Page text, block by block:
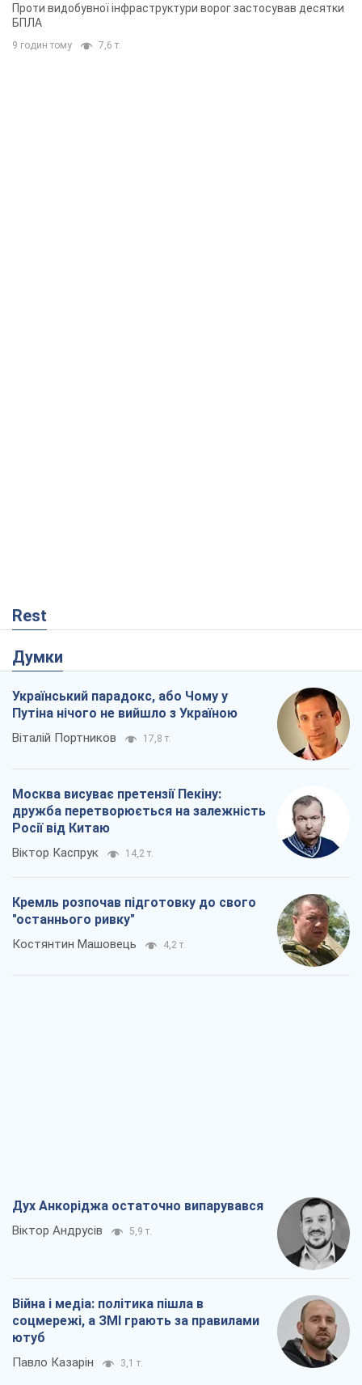
Проти видобувної інфраструктури ворог застосував десятки
БПЛА
9 годин тому 7,6 т.
Rest
Думки
Український парадокс, або Чому у
Путіна нічого не вийшло з Україною
Віталій Портников 17,8 т.
Москва висуває претензії Пекіну:
дружба перетворюється на залежність
Росії від Китаю
Віктор Каспрук 14,2 т.
Кремль розпочав підготовку до свого
"останнього ривку"
Костянтин Машовець 4,2 т.
Дух Анкоріджа остаточно випарувався
Віктор Андрусів 5,9 т.
Війна і медіа: політика пішла в
соцмережі, а ЗМІ грають за правилами
ютуб
Павло Казарін 3,1 т.